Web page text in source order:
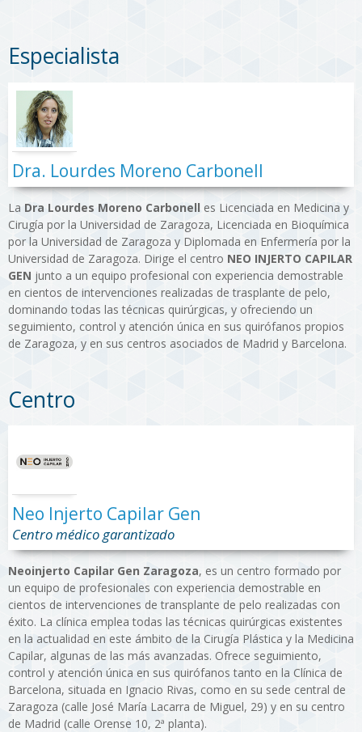
Especialista
Dra. Lourdes Moreno Carbonell
La Dra Lourdes Moreno Carbonell es Licenciada en Medicina y
Cirugía por la Universidad de Zaragoza, Licenciada en Bioquímica
por la Universidad de Zaragoza y Diplomada en Enfermería por la
Universidad de Zaragoza. Dirige el centro NEO INJERTO CAPILAR
GEN junto a un equipo profesional con experiencia demostrable
en cientos de intervenciones realizadas de trasplante de pelo,
dominando todas las técnicas quirúrgicas, y ofreciendo un
seguimiento, control y atención única en sus quirófanos propios
de Zaragoza, y en sus centros asociados de Madrid y Barcelona.
Centro
Neo Injerto Capilar Gen
Centro médico garantizado
Neoinjerto Capilar Gen Zaragoza, es un centro formado por
un equipo de profesionales con experiencia demostrable en
cientos de intervenciones de transplante de pelo realizadas con
éxito. La clínica emplea todas las técnicas quirúrgicas existentes
en la actualidad en este ámbito de la Cirugía Plástica y la Medicina
Capilar, algunas de las más avanzadas. Ofrece seguimiento,
control y atención única en sus quirófanos tanto en la Clínica de
Barcelona, situada en Ignacio Rivas, como en su sede central de
Zaragoza (calle José María Lacarra de Miguel, 29) y en su centro
de Madrid (calle Orense 10, 2ª planta).